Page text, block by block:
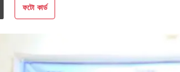
ফটো কার্ড